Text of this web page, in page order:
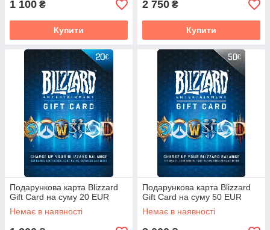
1 100 ₴
Купити
2 750 ₴
Купити
Подарункова карта Blizzard
Gift Card на суму 20 EUR
Немає в наявності
Подарункова карта Blizzard
Gift Card на суму 50 EUR
Немає в наявності